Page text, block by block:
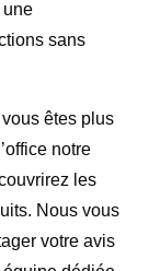
une
sans
êtes plus
notre
les
Nous vous
votre avis